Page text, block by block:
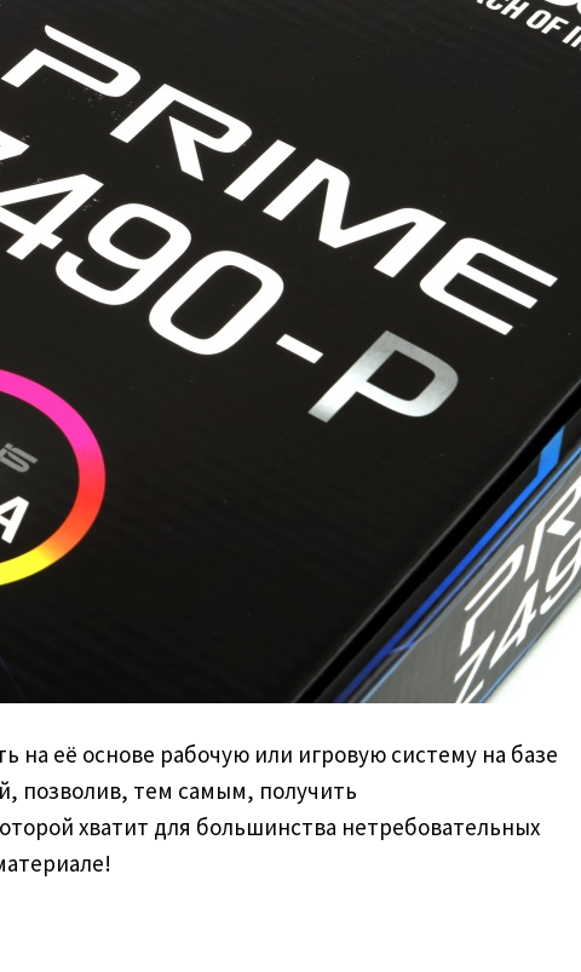
на её основе рабочую или игровую систему на базе
позволив, тем самым, получить
хватит для большинства нетребовательных